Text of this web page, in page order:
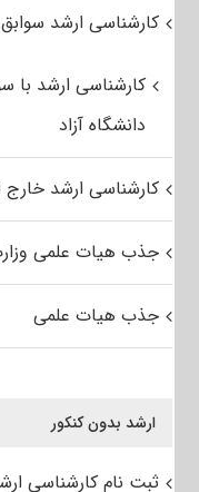
کارشناسی ارشد
کارشناسی ارشد با
دانشگاه آزاد
کارشناسی ارشد خارج
جذب هیات علمی
جذب هیات علمی
ارشد بدون کنکور
ثبت نام کارشناسی